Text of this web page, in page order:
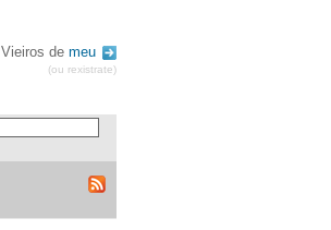
Vieiros de meu
(ou rexistrate)